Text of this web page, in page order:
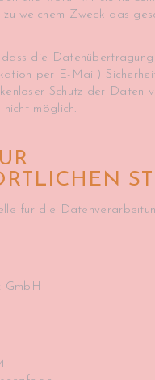
welchem Zweck das
die
per E-Mail)
Schutz der Daten
möglich.
für die
GmbH